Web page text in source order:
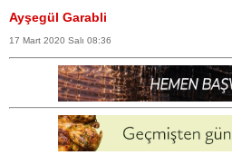
Ayşegül Garabli
17 Mart 2020 Salı 08:36